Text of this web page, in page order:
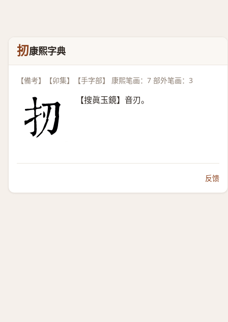
扨康熙字典
【備考】【卯集】【手字部】 康熙笔画：7 部外笔画：3
【搜眞玉鏡】音刃。
反馈